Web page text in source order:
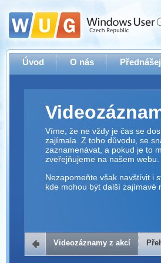
Úvod O nás
Víme, že ne vždy je čas se
zajímala. Z toho důvodu, se
zaznamenávat, a pokud je to
zveřejňujeme na našem webu.
Nezapomeňte však navštívit i
kde mohou být další zajímavé
Přehrávač
Videozáznamy z akcí